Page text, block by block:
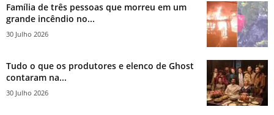
Família de três pessoas que morreu em um
grande incêndio no...
30 Julho 2026
Tudo o que os produtores e elenco de Ghost
contaram na...
30 Julho 2026